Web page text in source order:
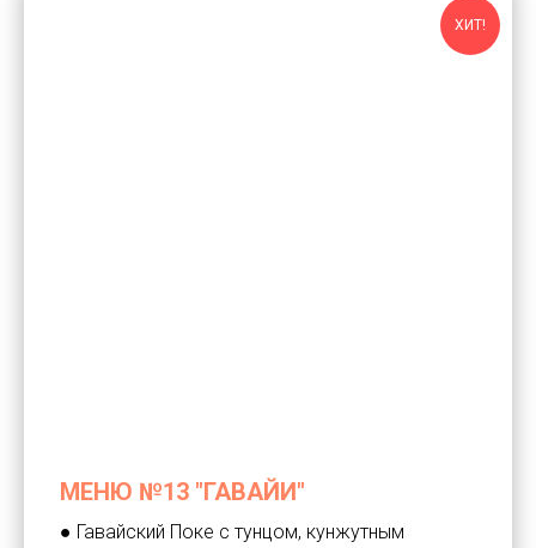
ХИТ!
МЕНЮ №13 "ГАВАЙИ"
● Гавайский Поке с тунцом, кунжутным